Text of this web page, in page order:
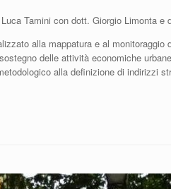
Tamini con dott. Giorgio Limonta e
alla mappatura e al monitoraggio
delle attività economiche
alla definizione di indirizzi